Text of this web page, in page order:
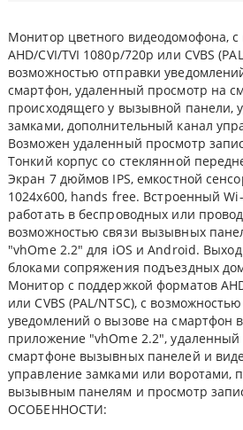
Монитор цветного видеодомофона,
AHD/CVI/TVI 1080р/720p или CVBS
возможностью отправки
смартфон, удаленный просмотр на
происходящего у вызывной панели,
замками, дополнительный канал
Возможен удаленный просмотр
Тонкий корпус со стеклянной
Экран 7 дюймов IPS, емкостной
1024x600, hands free. Встроенный
работать в беспроводных или
возможностью связи вызывных
"vhOme 2.2" для iOS и Android.
блоками сопряжения подъездных
Монитор с поддержкой форматов
или CVBS (PAL/NTSC), с
уведомлений о вызове на смартфон
приложение "vhOme 2.2", удаленный
смартфоне вызывных панелей и
управление замками или воротами,
вызывным панелям и просмотр
ОСОБЕННОСТИ: